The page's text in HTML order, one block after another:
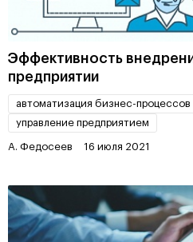
Эффективность
предприятии
автоматизация бизнес-процессов
управление предприятием
А. Федосеев 16 июля 2021